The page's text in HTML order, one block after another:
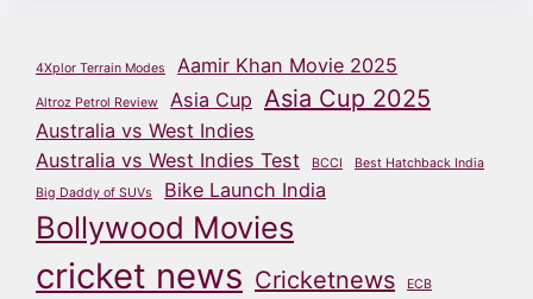
4Xplor Terrain Modes Aamir Khan Movie 2025
Altroz Petrol Review Asia Cup Asia Cup 2025
Australia vs West Indies
Australia vs West Indies Test
BCCI
Best Hatchback India
Big Daddy of SUVs
Bike Launch India
Bollywood Movies
cricket news Cricketnews ECB